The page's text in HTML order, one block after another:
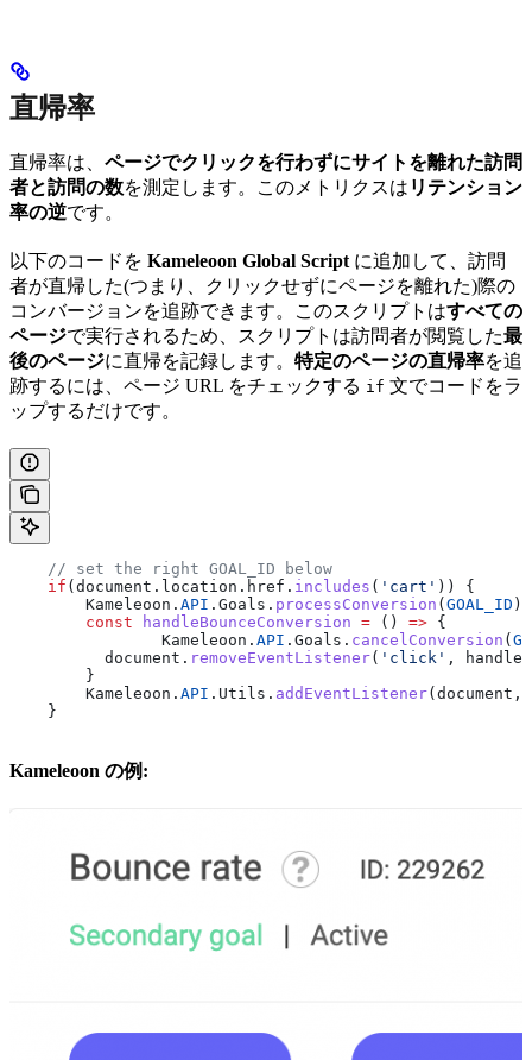
直帰率
直帰率は、 ページでクリックを行わずにサイトを離れた訪問
者と訪問の数を測定します。このメトリクスは リテンション
率の逆です。
以下のコードを Kameleoon Global Script に追加して、訪問
者が直帰した(つまり、クリックせずにページを離れた)際の
コンバージョンを追跡できます。このスクリプトはすべての
ページで実行されるため、スクリプトは訪問者が閲覧した最
後のページに直帰を記録します。 特定のページの直帰率を追
跡するには、ページ URL をチェックする if 文でコードをラ
ップするだけです。
    // set the right GOAL_ID below
    if
(document . location . href . includes ( 'cart' )) {
    	Kameleoon
. API . Goals . processConversion (GOAL_ID )
    	const
handleBounceConversion = () => {
    		Kameleoon
. API . Goals . cancelConversion (
    	  document
. removeEventListener( 'click' ,
    	}
    	Kameleoon
. API . Utils . addEventListener(document ,
    }
Kameleoon の例: